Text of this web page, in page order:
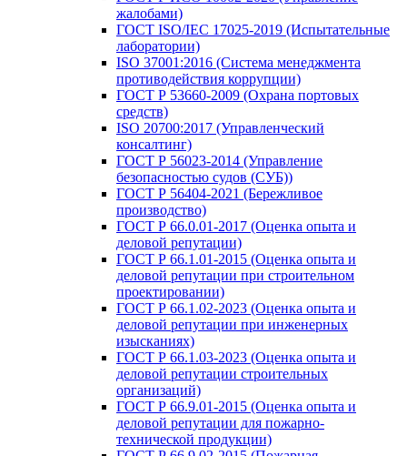
жалобами)
ГОСТ ISO/IEC 17025-2019 (Испытательные
лаборатории)
ISO 37001:2016 (Система менеджмента
противодействия коррупции)
ГОСТ Р 53660-2009 (Охрана портовых
средств)
ISO 20700:2017 (Управленческий
консалтинг)
ГОСТ Р 56023-2014 (Управление
безопасностью судов (СУБ))
ГОСТ Р 56404-2021 (Бережливое
производство)
ГОСТ Р 66.0.01-2017 (Оценка опыта и
деловой репутации)
ГОСТ Р 66.1.01-2015 (Оценка опыта и
деловой репутации при строительном
проектировании)
ГОСТ Р 66.1.02-2023 (Оценка опыта и
деловой репутации при инженерных
изысканиях)
ГОСТ Р 66.1.03-2023 (Оценка опыта и
деловой репутации строительных
организаций)
ГОСТ Р 66.9.01-2015 (Оценка опыта и
деловой репутации для пожарно-
технической продукции)